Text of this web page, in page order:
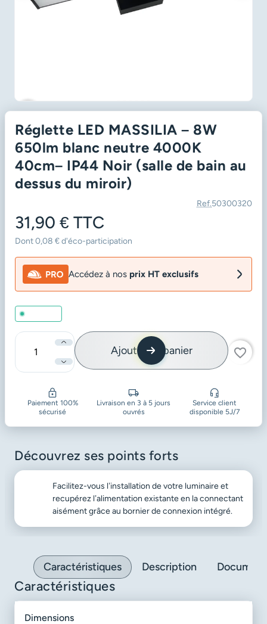
favorite_border
Réglette LED MASSILIA – 8W
650lm blanc neutre 4000K
40cm– IP44 Noir (salle de bain au
dessus du miroir)
Ref.50300320
31,90 € TTC
Dont 0,08 € d'éco-participation
Accédez à nos prix HT exclusifs
Quantité
Ajouter au panier favorite_border
Paiement 100%
sécurisé
Livraison en 3 à 5 jours
ouvrés
Service client
disponible 5J/7
Découvrez ses points forts
Facilitez-vous l’installation de votre luminaire et
recupérez l’alimentation existante en la connectant
aisément grâce au bornier de connexion intégré.
Caractéristiques Description
Caractéristiques
dimensions